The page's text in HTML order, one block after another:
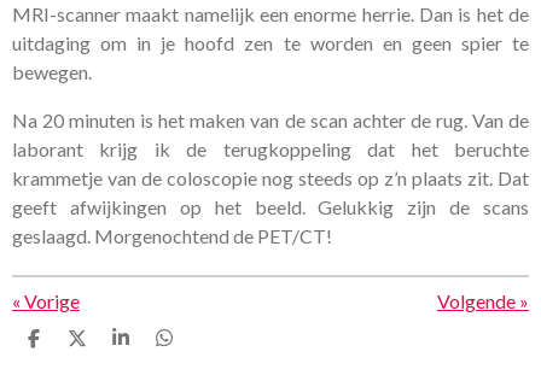
MRI-scanner maakt namelijk een enorme herrie. Dan is het de
uitdaging om in je hoofd zen te worden en geen spier te
bewegen.
Na 20 minuten is het maken van de scan achter de rug. Van de
laborant krijg ik de terugkoppeling dat het beruchte
krammetje van de coloscopie nog steeds op z’n plaats zit. Dat
geeft afwijkingen op het beeld. Gelukkig zijn de scans
geslaagd. Morgenochtend de PET/CT!
« Vorige Volgende »
D
D
S
D